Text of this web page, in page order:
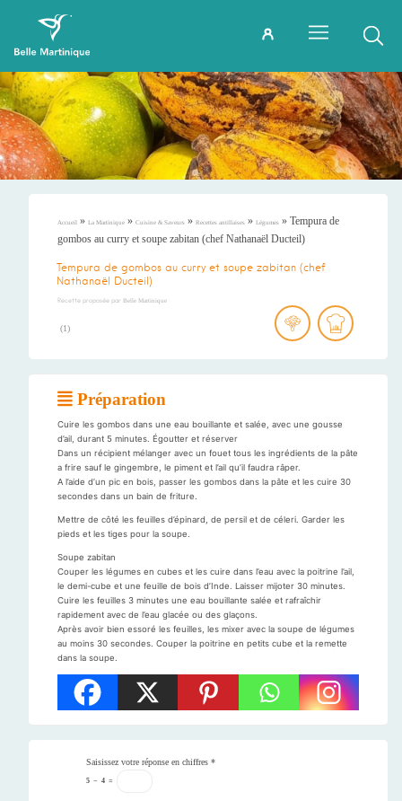
Accueil » La Martinique » Cuisine & Saveurs » Recettes antillaises » Légumes » Tempura de
gombos au curry et soupe zabitan (chef Nathanaël Ducteil)
Tempura de gombos au curry et soupe zabitan (chef
Nathanaël Ducteil)
Recette proposée par Belle Martinique
(1)
Préparation
Cuire les gombos dans une eau bouillante et salée, avec une gousse
d’ail, durant 5 minutes. Égoutter et réserver
Dans un récipient mélanger avec un fouet tous les ingrédients de la pâte
a frire sauf le gingembre, le piment et l’ail qu’il faudra râper.
A l’aide d’un pic en bois, passer les gombos dans la pâte et les cuire 30
secondes dans un bain de friture.
Mettre de côté les feuilles d’épinard, de persil et de céleri. Garder les
pieds et les tiges pour la soupe.
Soupe zabitan
Couper les légumes en cubes et les cuire dans l’eau avec la poitrine l’ail,
le demi-cube et une feuille de bois d’Inde. Laisser mijoter 30 minutes.
Cuire les feuilles 3 minutes une eau bouillante salée et rafraîchir
rapidement avec de l’eau glacée ou des glaçons.
Après avoir bien essoré les feuilles, les mixer avec la soupe de légumes
au moins 30 secondes. Couper la poitrine en petits cube et la remette
dans la soupe.
Saisissez votre réponse en chiffres *
5 − 4 =